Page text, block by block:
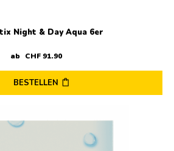
Night & Day Aqua 6er
ab CHF91.90
BESTELLEN